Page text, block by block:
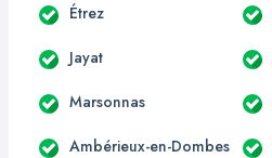
Étrez
Jayat
Marsonnas
Ambérieux-en-Dombes